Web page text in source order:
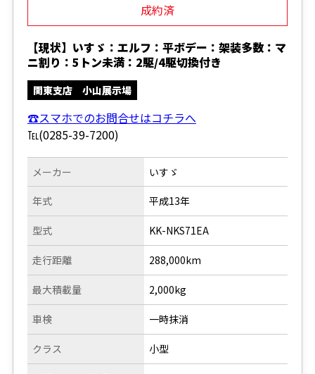
成約済
【現状】いすゞ：エルフ：平ボデー：架装多数：マ
ニ割り：5トン未満：2駆/4駆切換付き
関東支店 小山展示場
☎スマホでのお問合せはコチラへ
℡(0285-39-7200)
メーカー
年式
型式
走行距離
いすゞ
平成13年
KK-NKS71EA
288,000km
最大積載量
車検
クラス
2,000kg
一時抹消
小型